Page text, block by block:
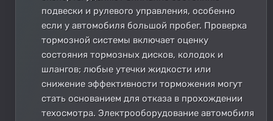
подвески и рулевого управления, особенно
если у автомобиля большой пробег. Проверка
тормозной системы включает оценку
состояния тормозных дисков, колодок и
шлангов; любые утечки жидкости или
снижение эффективности торможения могут
стать основанием для отказа в прохождении
техосмотра. Электрооборудование автомобиля